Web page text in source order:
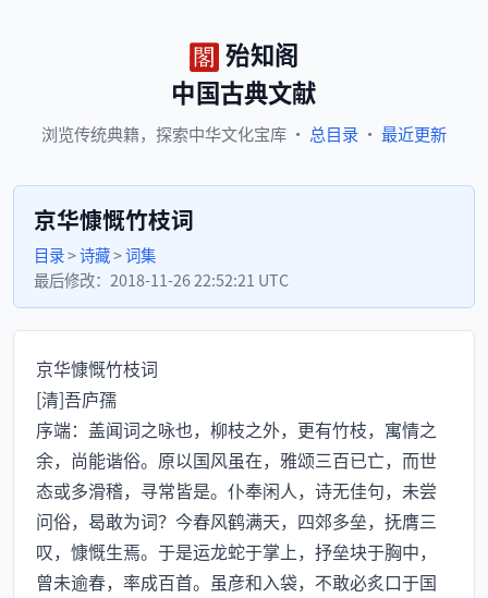
殆知阁
中国古典文献
浏览传统典籍， 探索中华文化宝库 · 总目录 · 最近更新
京华慷慨竹枝词
目录>诗藏>词集
最后修改： 2018-11-26 22:52:21 UTC
京华慷慨竹枝词
[清]吾庐孺
序端：盖闻词之咏也，柳枝之外，更有竹枝，寓情之
余，尚能谐俗。原以国风虽在，雅颂三百已亡，而世
态或多滑稽，寻常皆是。仆奉闲人，诗无佳句，未尝
问俗，曷敢为词？今春风鹤满天，四郊多垒，抚膺三
叹，慷慨生焉。于是运龙蛇于掌上，抒垒块于胸中，
曾未逾春，率成百首。虽彦和入袋，不敢必炙口于国